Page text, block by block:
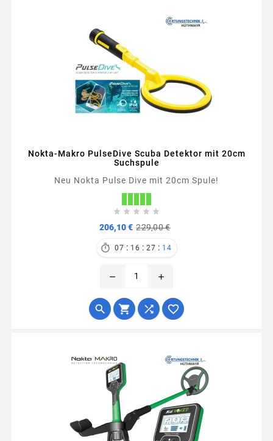
Nokta-Makro PulseDive Scuba Detektor mit 20cm
Suchspule
Neu Nokta Pulse Dive mit 20cm Spule!
    
206,10 € 229,00 €
 07 : 16 : 27 : 13
remove add
   